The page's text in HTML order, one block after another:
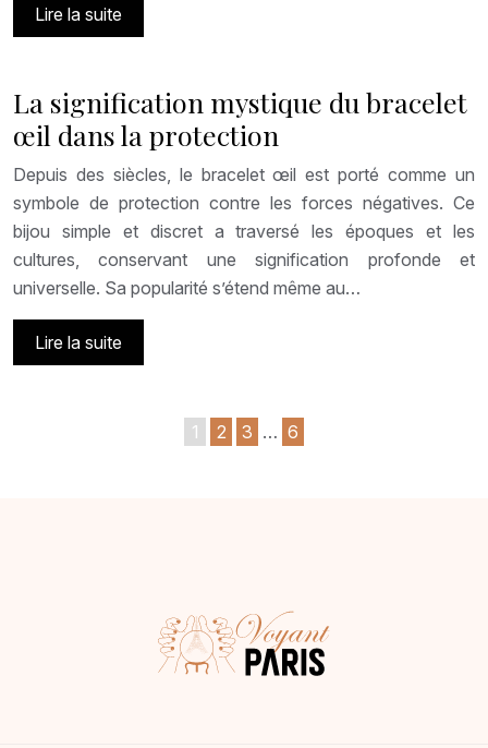
Lire la suite
La signification mystique du bracelet
œil dans la protection
Depuis des siècles, le bracelet œil est porté comme un
symbole de protection contre les forces négatives. Ce
bijou simple et discret a traversé les époques et les
cultures, conservant une signification profonde et
universelle. Sa popularité s’étend même au…
Lire la suite
1 2 3 … 6